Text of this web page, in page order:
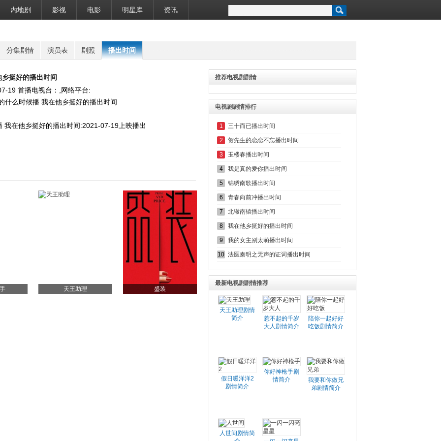
内地剧 影视 电影 明星库 资讯
分集剧情 演员表 剧照 播出时间
挺好的播出时间
19 首播电视台：,网络平台:
我在他乡挺好的播出时间:2021-07-19上映播出
天王助理 盛装
推荐电视剧剧情
电视剧剧情排行
1 三十而已播出时间
2 贺先生的恋恋不忘播出时间
3 玉楼春播出时间
4 我是真的爱你播出时间
5 锦绣南歌播出时间
6 青春向前冲播出时间
7 北辙南辕播出时间
8 我在他乡挺好的播出时间
9 我的女主别太萌播出时间
10 法医秦明之无声的证词播出时间
最新电视剧剧情推荐
天王助理剧情
简介
惹不起的千岁
大人剧情简介
陪你一起好好
吃饭剧情简介
假日暖洋洋2
剧情简介
你好神枪手剧
情简介
我要和你做兄
弟剧情简介
人世间剧情简